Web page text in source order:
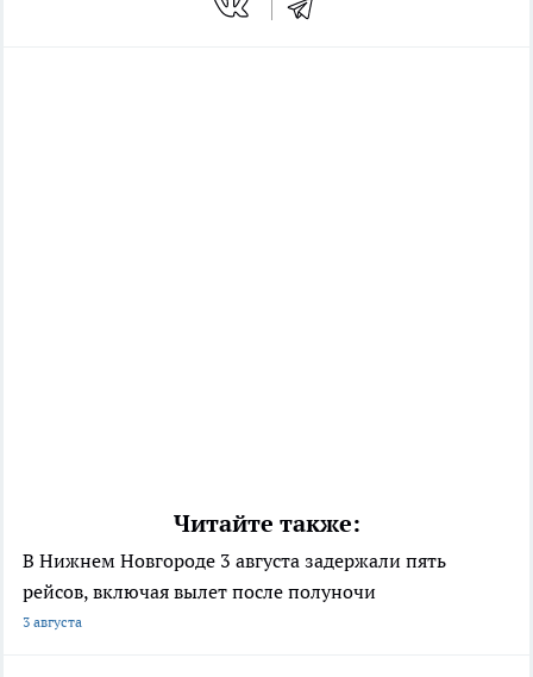
Читайте также:
В Нижнем Новгороде 3 августа задержали пять
рейсов, включая вылет после полуночи
3 августа